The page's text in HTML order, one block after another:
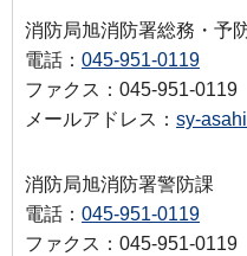
消防局旭消防署総務・予
電話： 045-951-0119
ファクス：045-951-0119
メールアドレス： sy-
消防局旭消防署警防課
電話： 045-951-0119
ファクス：045-951-0119